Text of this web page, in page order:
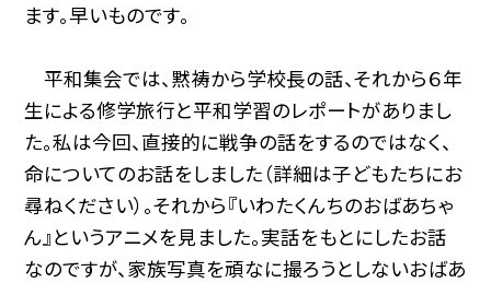
ます。早いものです。
平和集会では、黙祷から学校長の話、それから６年
生による修学旅行と平和学習のレポートがありまし
た。私は今回、直接的に戦争の話をするのではなく、
命についてのお話をしました（詳細は子どもたちにお
尋ねください）。それから『いわたくんちのおばあちゃ
ん』というアニメを見ました。実話をもとにしたお話
なのですが、家族写真を頑なに撮ろうとしないおばあ